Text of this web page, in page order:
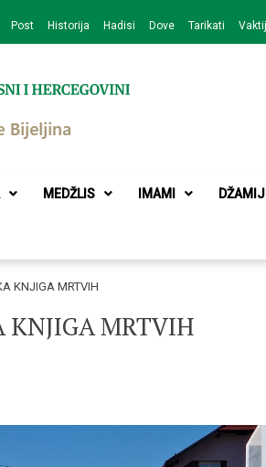
Post Historija Hadisi Dove Tarikati
zajednice
MEDŽLIS IMAMI
KNJIGA MRTVIH
KNJIGA MRTVIH